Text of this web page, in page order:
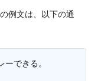
例文は、以下の通
できる。